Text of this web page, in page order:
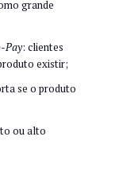
grande
Pay: clientes
existir;
se o produto
ou alto